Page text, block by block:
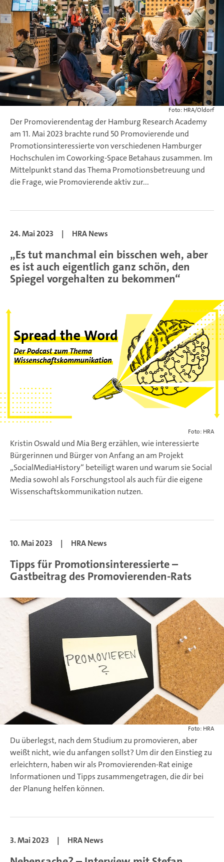
Foto: HRA/Oldorf
Der Promovierendentag der Hamburg Research Academy
am 11. Mai 2023 brachte rund 50 Promovierende und
Promotionsinteressierte von verschiedenen Hamburger
Hochschulen im Coworking-Space Betahaus zusammen. Im
Mittelpunkt stand das Thema Promotionsbetreuung und
die Frage, wie Promovierende aktiv zur...
24. Mai 2023 | HRA News
„Es tut manchmal ein bisschen weh, aber
es ist auch eigentlich ganz schön, den
Spiegel vorgehalten zu bekommen“
Foto: HRA
Kristin Oswald und Mia Berg erzählen, wie interessierte
Bürgerinnen und Bürger von Anfang an am Projekt
„SocialMediaHistory“ beteiligt waren und warum sie Social
Media sowohl als Forschungstool als auch für die eigene
Wissenschaftskommunikation nutzen.
10. Mai 2023 | HRA News
Tipps für Promotionsinteressierte –
Gastbeitrag des Promovierenden-Rats
Foto: HRA
Du überlegst, nach dem Studium zu promovieren, aber
weißt nicht, wie du anfangen sollst? Um dir den Einstieg zu
erleichtern, haben wir als Promovierenden-Rat einige
Informationen und Tipps zusammengetragen, die dir bei
der Planung helfen können.
3. Mai 2023 | HRA News